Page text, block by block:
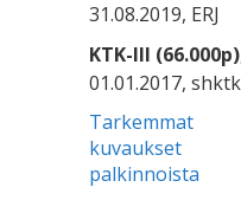
31.08.2019, ERJ
KTK-III (66.000p)
01.01.2017, shktk
Tarkemmat
kuvaukset
palkinnoista